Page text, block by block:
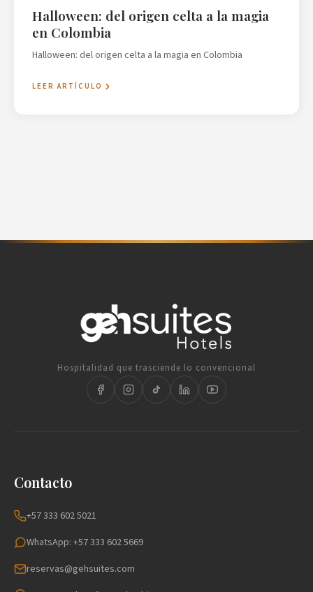
Halloween: del origen celta a la magia
en Colombia
Halloween: del origen celta a la magia en Colombia
LEER ARTÍCULO
Hospitalidad que trasciende lo convencional
Contacto
+57 333 602 5021
WhatsApp: +57 333 602 5669
reservas@gehsuites.com